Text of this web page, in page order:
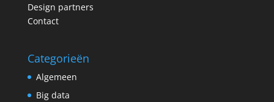
Design partners
Contact
Categorieën
Algemeen
Big data